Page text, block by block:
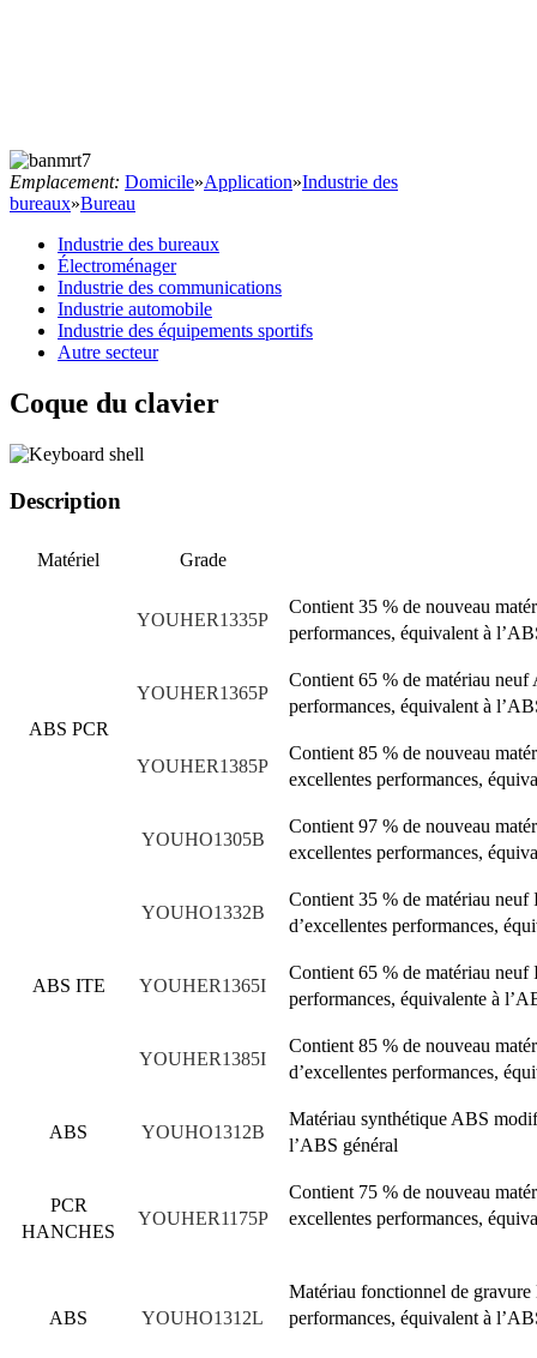
Emplacement: Domicile»Application»Industrie des
bureaux»Bureau
Industrie des bureaux
Électroménager
Industrie des communications
Industrie automobile
Industrie des équipements sportifs
Autre secteur
Coque du clavier
Description
Matériel Grade
ABS PCR
YOUHER1335P
Contient 35 % de nouveau
performances, équivalent à
YOUHER1365P
Contient 65 % de matériau
performances, équivalent à
YOUHER1385P
Contient 85 % de nouveau
excellentes performances,
YOUHO1305B
Contient 97 % de nouveau
excellentes performances,
ABS ITE
YOUHO1332B
Contient 35 % de matériau
d’excellentes performances,
YOUHER1365I
Contient 65 % de matériau
performances, équivalente à
YOUHER1385I
Contient 85 % de nouveau
d’excellentes performances,
ABS YOUHO1312B
Matériau synthétique ABS
l’ABS général
PCR
HANCHES
YOUHER1175P
Contient 75 % de nouveau
excellentes performances,
ABS YOUHO1312L
Matériau fonctionnel de
performances, équivalent à